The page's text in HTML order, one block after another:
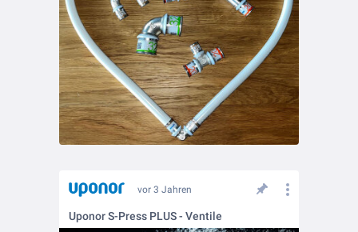
vor 3 Jahren
Uponor S-Press PLUS - Ventile